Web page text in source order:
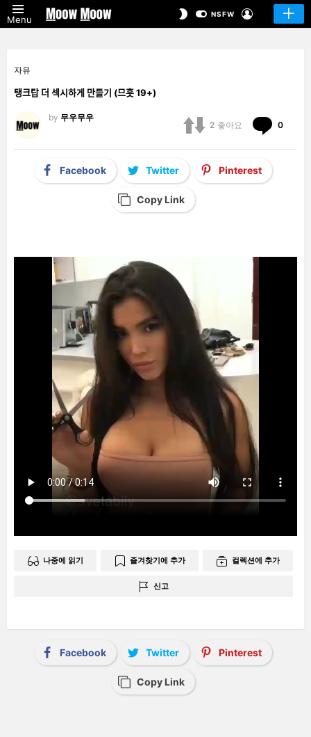
Menu
SWITCHNSFW
자유
탱크탑 더 섹시하게 만들기 (므흣 19+)
by 무우무우
2 좋아요 0
Facebook Twitter Pinterest
Copy Link
나중에 읽기 즐겨찾기에 추가 컬렉션에 추가
신고
Facebook Twitter Pinterest
Copy Link